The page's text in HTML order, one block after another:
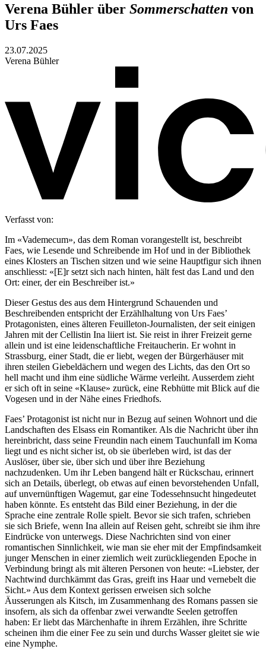
Verena Bühler über Sommerschatten von
Urs Faes
23.07.2025
Verena Bühler
Verfasst von:
Im «Vademecum», das dem Roman vorangestellt ist, beschreibt
Faes, wie Lesende und Schreibende im Hof und in der Bibliothek
eines Klosters an Tischen sitzen und wie seine Hauptfigur sich ihnen
anschliesst: «[E]r setzt sich nach hinten, hält fest das Land und den
Ort: einer, der ein Beschreiber ist.»
Dieser Gestus des aus dem Hintergrund Schauenden und
Beschreibenden entspricht der Erzählhaltung von Urs Faes’
Protagonisten, eines älteren Feuilleton-Journalisten, der seit einigen
Jahren mit der Cellistin Ina liiert ist. Sie reist in ihrer Freizeit gerne
allein und ist eine leidenschaftliche Freitaucherin. Er wohnt in
Strassburg, einer Stadt, die er liebt, wegen der Bürgerhäuser mit
ihren steilen Giebeldächern und wegen des Lichts, das den Ort so
hell macht und ihm eine südliche Wärme verleiht. Ausserdem zieht
er sich oft in seine «Klause» zurück, eine Rebhütte mit Blick auf die
Vogesen und in der Nähe eines Friedhofs.
Faes’ Protagonist ist nicht nur in Bezug auf seinen Wohnort und die
Landschaften des Elsass ein Romantiker. Als die Nachricht über ihn
hereinbricht, dass seine Freundin nach einem Tauchunfall im Koma
liegt und es nicht sicher ist, ob sie überleben wird, ist das der
Auslöser, über sie, über sich und über ihre Beziehung
nachzudenken. Um ihr Leben bangend hält er Rückschau, erinnert
sich an Details, überlegt, ob etwas auf einen bevorstehenden Unfall,
auf unvernünftigen Wagemut, gar eine Todessehnsucht hingedeutet
haben könnte. Es entsteht das Bild einer Beziehung, in der die
Sprache eine zentrale Rolle spielt. Bevor sie sich trafen, schrieben
sie sich Briefe, wenn Ina allein auf Reisen geht, schreibt sie ihm ihre
Eindrücke von unterwegs. Diese Nachrichten sind von einer
romantischen Sinnlichkeit, wie man sie eher mit der Empfindsamkeit
junger Menschen in einer ziemlich weit zurückliegenden Epoche in
Verbindung bringt als mit älteren Personen von heute: «Liebster, der
Nachtwind durchkämmt das Gras, greift ins Haar und vernebelt die
Sicht.» Aus dem Kontext gerissen erweisen sich solche
Äusserungen als Kitsch, im Zusammenhang des Romans passen sie
insofern, als sich da offenbar zwei verwandte Seelen getroffen
haben: Er liebt das Märchenhafte in ihrem Erzählen, ihre Schritte
scheinen ihm die einer Fee zu sein und durchs Wasser gleitet sie wie
eine Nymphe.